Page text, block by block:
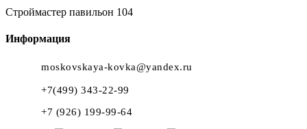
Строймастер павильон 104
Информация
moskovskaya-kovka@yandex.ru
+7(499) 343-22-99
+7 (926) 199-99-64